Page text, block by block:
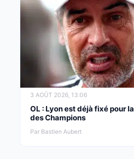
3 AOÛT 2026, 13:06
OL : Lyon est déjà fixé pour
des Champions
Par Bastien Aubert